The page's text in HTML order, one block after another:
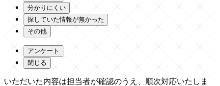
分かりにくい
探していた情報が無かった
その他
アンケート
閉じる
いただいた内容は担当者が確認のうえ、順次対応いたしま